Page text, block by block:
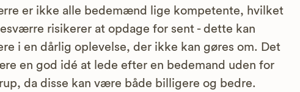
er ikke alle bedemænd lige kompetente, hvilket
risikerer at opdage for sent - dette kan
i en dårlig oplevelse, der ikke kan gøres om. Det
en god idé at lede efter en bedemand uden for
da disse kan være både billigere og bedre.